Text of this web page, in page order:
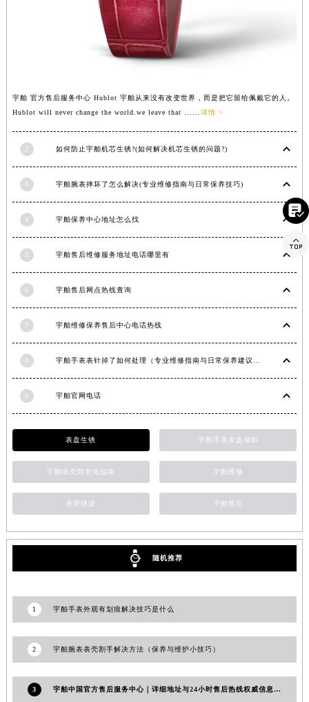
宇舶 官方售后服务中心 Hublot 宇舶从来没有改变世界，而是把它留给佩戴它的人。
Hublot will never change the world.we leave that ...... 详情 >
2 如何防止宇舶机芯生锈?(如何解决机芯生锈的问题?)
3 宇舶腕表摔坏了怎么解决(专业维修指南与日常保养技巧)
4 宇舶保养中心地址怎么找
5 宇舶售后维修服务地址电话哪里有
6 宇舶售后网点热线查询
7 宇舶维修保养售后中心电话热线
8
9 宇舶官网电话
表盘生锈 宇舶手表表盘倾斜
宇舶表壳防老化指南 宇舶维修
表带锈迹 宇舶售后
随机推荐
1 宇舶手表外观有划痕解决技巧是什么
2 宇舶腕表表壳割手解决方法（保养与维护小技巧）
3 宇舶中国官方售后服务中心｜详细地址与24小时售后热线权威信息通知（2026年7月最新）

